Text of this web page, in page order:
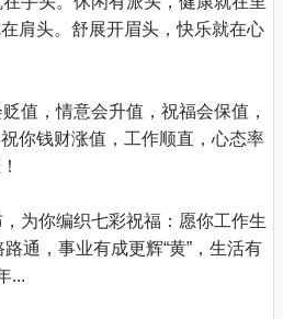
肩头。舒展开眉头，快乐就在心
值，情意会升值，祝福会保值，
你钱财涨值，工作顺直，心态率
为你编织七彩祝福：愿你工作生
路通，事业有成更辉“黄”，生活有
...